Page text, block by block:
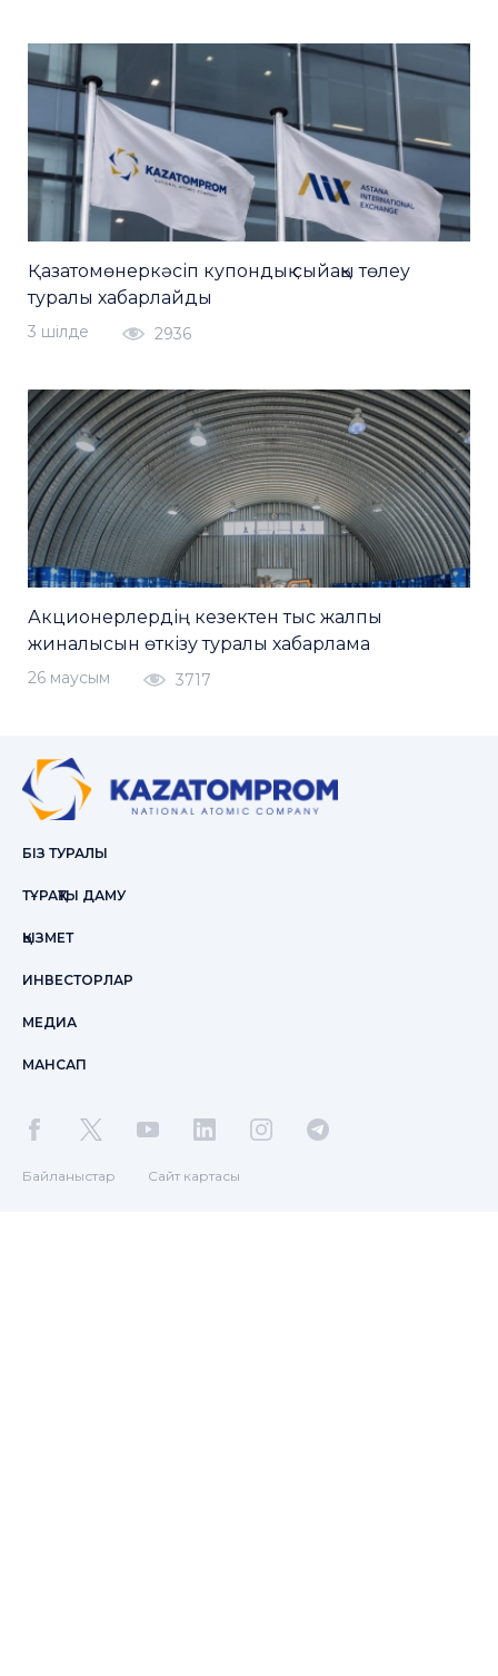
Қазатомөнеркәсіп купондық сыйақы төлеу
туралы хабарлайды
3 шiлде 2936
Акционерлердің кезектен тыс жалпы
жиналысын өткізу туралы хабарлама
26 маусым 3717
БІЗ ТУРАЛЫ
ТҰРАҚТЫ ДАМУ
ҚЫЗМЕТ
ИНВЕСТОРЛАР
МЕДИА
МАНСАП
Байланыстар Сайт картасы